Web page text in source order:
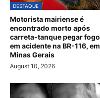
DESTAQUE
Motorista mairiense é
encontrado morto após
carreta-tanque pegar fogo
em acidente na BR-116, em
Minas Gerais
August 10, 2026